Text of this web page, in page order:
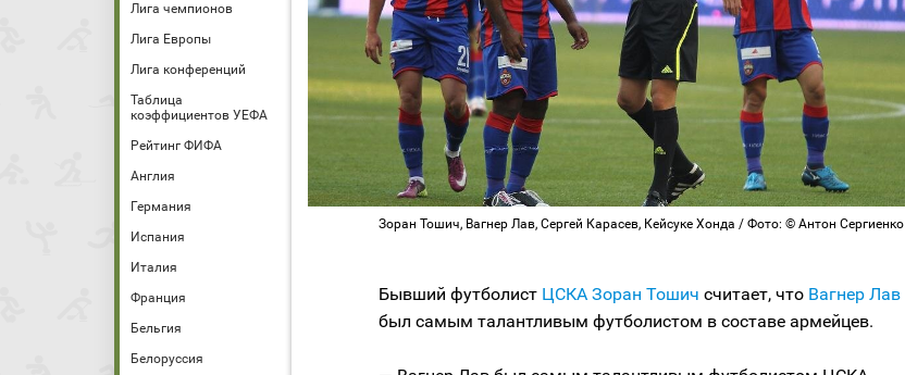
Лига чемпионов
Лига Европы
Лига конференций
Таблица
коэффициентов УЕФА
Рейтинг ФИФА
Англия
Германия
Испания
Италия
Франция
Бельгия
Белоруссия
Зоран Тошич, Вагнер Лав, Сергей Карасев, Кейсуке Хонда / Фото: © Антон Сергиенко
Бывший футболист ЦСКА Зоран Тошич считает, что Вагнер Лав
был самым талантливым футболистом в составе армейцев.